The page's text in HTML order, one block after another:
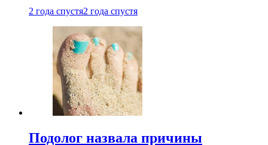
2 года спустя2 года спустя
Подолог назвала причины